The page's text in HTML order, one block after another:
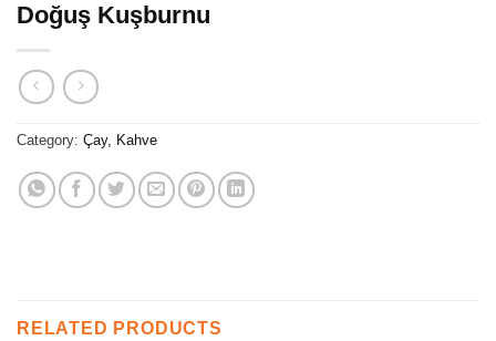
Doğuş Kuşburnu
Category: Çay, Kahve
RELATED PRODUCTS